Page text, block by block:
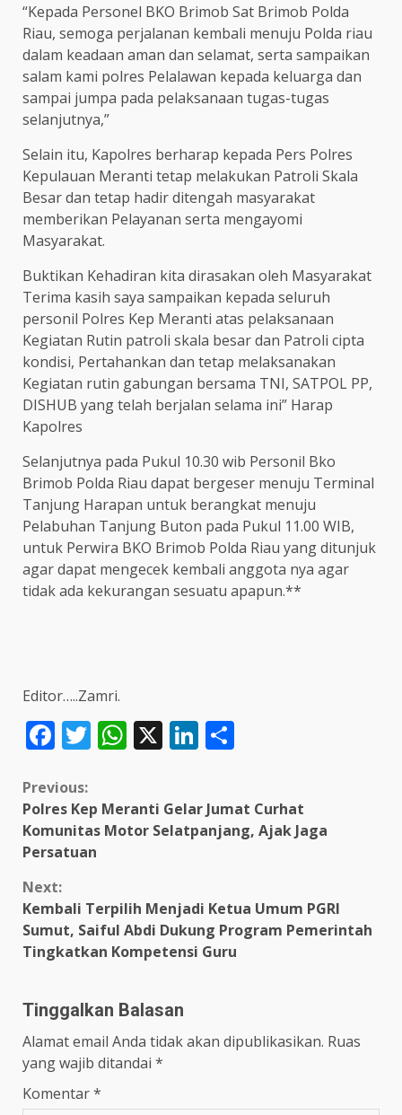
“Kepada Personel BKO Brimob Sat Brimob Polda
Riau, semoga perjalanan kembali menuju Polda riau
dalam keadaan aman dan selamat, serta sampaikan
salam kami polres Pelalawan kepada keluarga dan
sampai jumpa pada pelaksanaan tugas-tugas
selanjutnya,”
Selain itu, Kapolres berharap kepada Pers Polres
Kepulauan Meranti tetap melakukan Patroli Skala
Besar dan tetap hadir ditengah masyarakat
memberikan Pelayanan serta mengayomi
Masyarakat.
Buktikan Kehadiran kita dirasakan oleh Masyarakat
Terima kasih saya sampaikan kepada seluruh
personil Polres Kep Meranti atas pelaksanaan
Kegiatan Rutin patroli skala besar dan Patroli cipta
kondisi, Pertahankan dan tetap melaksanakan
Kegiatan rutin gabungan bersama TNI, SATPOL PP,
DISHUB yang telah berjalan selama ini” Harap
Kapolres
Selanjutnya pada Pukul 10.30 wib Personil Bko
Brimob Polda Riau dapat bergeser menuju Terminal
Tanjung Harapan untuk berangkat menuju
Pelabuhan Tanjung Buton pada Pukul 11.00 WIB,
untuk Perwira BKO Brimob Polda Riau yang ditunjuk
agar dapat mengecek kembali anggota nya agar
tidak ada kekurangan sesuatu apapun.**
Editor…..Zamri.
Facebook
Twitter
WhatsApp
X LinkedIn
Continue
Reading
Previous:
Polres Kep Meranti Gelar Jumat Curhat
Komunitas Motor Selatpanjang, Ajak Jaga
Persatuan
Next:
Kembali Terpilih Menjadi Ketua Umum PGRI
Sumut, Saiful Abdi Dukung Program Pemerintah
Tingkatkan Kompetensi Guru
Tinggalkan Balasan
Alamat email Anda tidak akan dipublikasikan. Ruas
yang wajib ditandai *
Komentar*